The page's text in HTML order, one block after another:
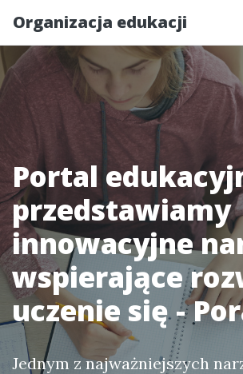
Organizacja edukacji
Portal
przedstawiamy
innowacyjne
wspierające
uczenie się -
Jednym z najważniejszych